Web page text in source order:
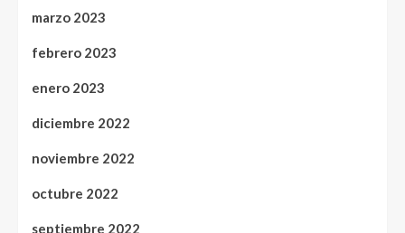
marzo 2023
febrero 2023
enero 2023
diciembre 2022
noviembre 2022
octubre 2022
septiembre 2022